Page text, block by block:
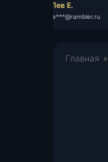
Лев Е.
le***@rambler.ru
Главная »